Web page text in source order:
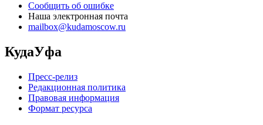
Сообщить об ошибке
Наша электронная почта
mailbox@kudamoscow.ru
КудаУфа
Пресс-релиз
Редакционная политика
Правовая информация
Формат ресурса